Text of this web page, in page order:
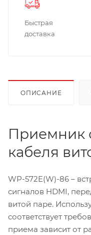
Быстрая
доставка
ОПИСАНИЕ
Приемник
кабеля
WP-572E(W)-86 –
сигналов HDMI,
витой паре.
соответствует
приема зависит от